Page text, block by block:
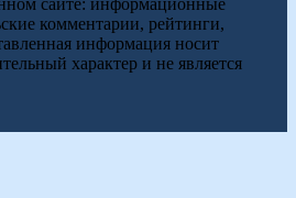
комментарии, рейтинги,
информация носит
характер и не является